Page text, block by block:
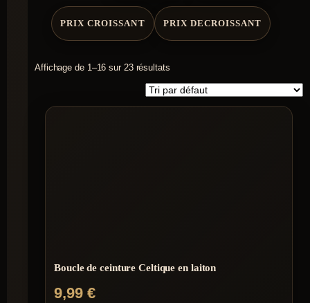
PRIX CROISSANT PRIX DECROISSANT
Affichage de 1–16 sur 23 résultats
Boucle de ceinture Celtique en laiton
9,99 €